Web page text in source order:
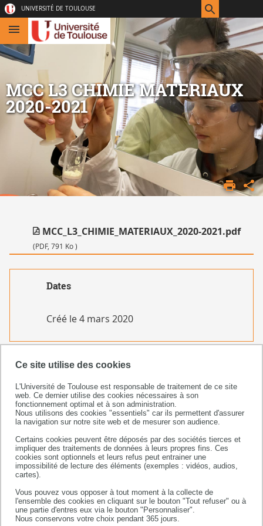
Ce site utilise des cookies
L'Université de Toulouse est responsable de traitement de ce site
web. Ce dernier utilise des cookies nécessaires à son
fonctionnement optimal et à son administration.
Nous utilisons des cookies "essentiels" car ils permettent d'assurer
la navigation sur notre site web et de mesurer son audience.
Certains cookies peuvent être déposés par des sociétés tierces et
impliquer des traitements de données à leurs propres fins. Ces
cookies sont optionnels et leurs refus peut entrainer une
impossibilité de lecture des éléments (exemples : vidéos, audios,
cartes).
Vous pouvez vous opposer à tout moment à la collecte de
l'ensemble des cookies en cliquant sur le bouton "Tout refuser" ou à
une partie d'entres eux via le bouton "Personnaliser".
Nous conservons votre choix pendant 365 jours.
au
contenu
directs
UNIVERSITÉ DE TOULOUSE
MCC L3 CHIMIE MATERIAUX
2020-2021
LICENCE
CHIMIE
MCC_L3_CHIMIE_MATERIAUX_2020-2021.pdf
(PDF, 791 Ko )
Dates
Créé le4 mars 2020
Faculté sciences et ingénierie
Bâtiment 3R1 b2 / 3e étage
118 route de Narbonne
31062 Toulouse cedex 09
+33 (0)5 82 52 57 21/22